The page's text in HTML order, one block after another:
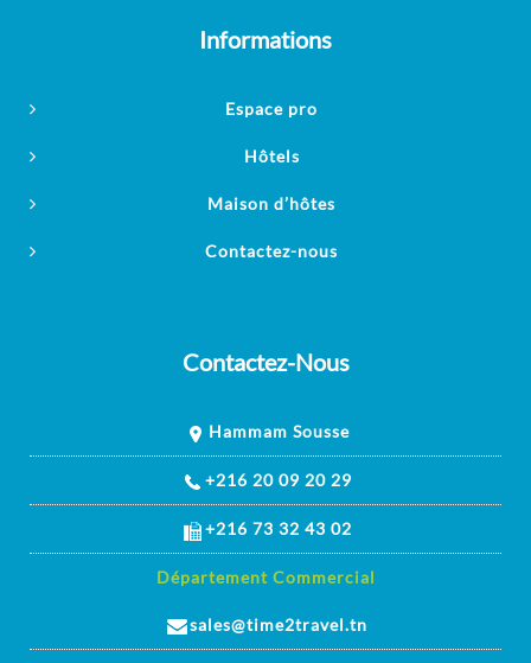
Informations
Espace pro
Hôtels
Maison d’hôtes
Contactez-nous
Contactez-Nous
Hammam Sousse
+216 20 09 20 29
+216 73 32 43 02
Département Commercial
sales@time2travel.tn